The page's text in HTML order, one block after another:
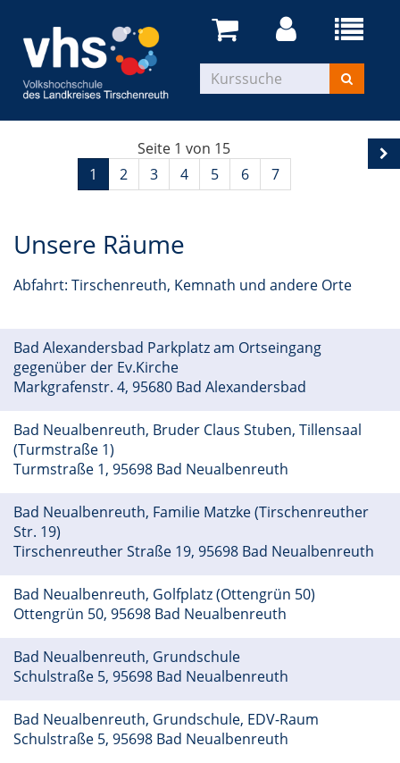
Seite 1 von 15
1
2 3 4 5 6 7
Unsere Räume
Abfahrt: Tirschenreuth, Kemnath und andere Orte
Bad Alexandersbad Parkplatz am Ortseingang
gegenüber der Ev.Kirche
Markgrafenstr. 4, 95680 Bad Alexandersbad
Bad Neualbenreuth, Bruder Claus Stuben, Tillensaal
(Turmstraße 1)
Turmstraße 1, 95698 Bad Neualbenreuth
Bad Neualbenreuth, Familie Matzke (Tirschenreuther
Str. 19)
Tirschenreuther Straße 19, 95698 Bad Neualbenreuth
Bad Neualbenreuth, Golfplatz (Ottengrün 50)
Ottengrün 50, 95698 Bad Neualbenreuth
Bad Neualbenreuth, Grundschule
Schulstraße 5, 95698 Bad Neualbenreuth
Bad Neualbenreuth, Grundschule, EDV-Raum
Schulstraße 5, 95698 Bad Neualbenreuth